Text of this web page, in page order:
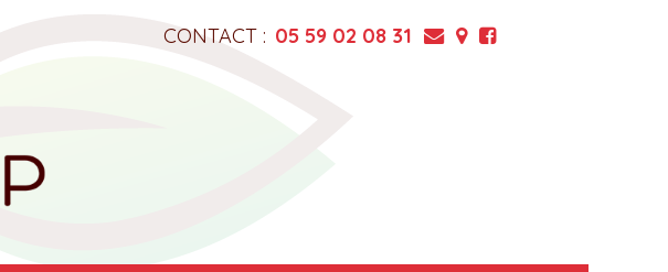
CONTACT : 05 59 02 08 31